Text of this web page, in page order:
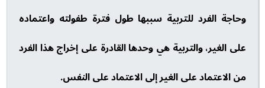
وحاجة الفرد للتربية سببها طول فترة طفولته واعتماده
على الغير، والتربية هي وحدها القادرة على إخراج هذا الفرد
من الاعتماد على الغير إلى الاعتماد على النفس.